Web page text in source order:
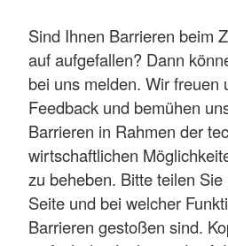
Sind Ihnen Barrieren beim
auf aufgefallen? Dann
bei uns melden. Wir freuen
Feedback und bemühen
Barrieren in Rahmen der
wirtschaftlichen
zu beheben. Bitte teilen
Seite und bei welcher
Barrieren gestoßen sind.